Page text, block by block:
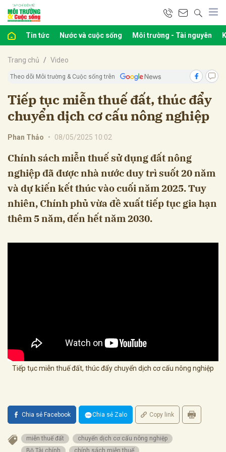
Tin tức Nước và cuộc sống Môi trường - Tài nguyên
Trang chủ Video
Theo dõi Môi trường & Cuộc sống trên
Tiếp tục miễn thuế đất, thúc đẩy
chuyển dịch cơ cấu nông nghiệp
Phan Thảo • 08/05/2025 10:02
Chính sách miễn thuế sử dụng đất nông
nghiệp đã được nhà nước duy trì suốt 20 năm
và dự kiến kết thúc vào cuối năm 2025. Tuy
nhiên, Chính phủ vừa đề xuất tiếp tục gia hạn
thêm 5 năm, đến hết năm 2030.
Tiếp tục miễn thuế đất, thúc đẩy chuyển dịch cơ cấu nông nghiệp
Chia sẻ Facebook Chia sẻ Zalo Copy link
miễn thuế đất
chuyển dịch cơ cấu nông nghiệp
Bộ Tài chính
chính sách miễn thuế
Hủy